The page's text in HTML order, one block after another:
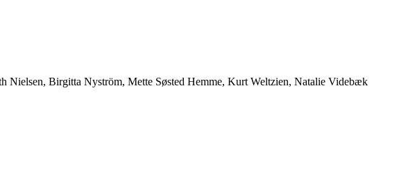
Nielsen, Birgitta Nyström, Mette Søsted Hemme, Kurt Weltzien, Natalie Videbæk